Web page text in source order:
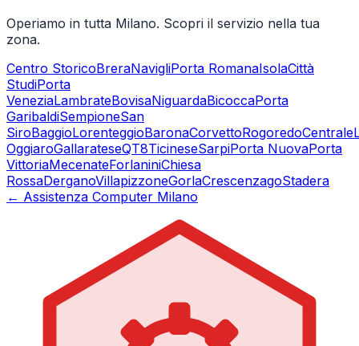
Operiamo in tutta Milano. Scopri il servizio nella tua
zona.
Centro StoricoBreraNavigliPorta RomanaIsolaCittà
StudiPorta
VeneziaLambrateBovisaNiguardaBicoccaPorta
GaribaldiSempioneSan
SiroBaggioLorenteggioBaronaCorvettoRogoredoCentrale
OggiaroGallarateseQT8TicineseSarpiPorta NuovaPorta
VittoriaMecenateForlaniniChiesa
RossaDerganoVillapizzoneGorlaCrescenzagoStadera
← Assistenza Computer Milano